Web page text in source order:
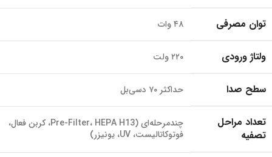
توان مصرفی ۴۸ وات
ولتاژ ورودی ۲۲۰ ولت
سطح صدا حداکثر ۷۰ دسی‌بل
تعداد مراحل
تصفیه
چندمرحله‌ای (Pre-Filter، HEPA H13، کربن فعال،
فوتوکاتالیست، UV، یونیزر)